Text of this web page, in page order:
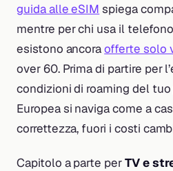
guida alle eSIM spiega
mentre per chi usa il
esistono ancoraofferte solo
over 60. Prima di partire per
condizioni di roaming del tuo
Europea si naviga come a
correttezza, fuori i costi
Capitolo a parte perTV e